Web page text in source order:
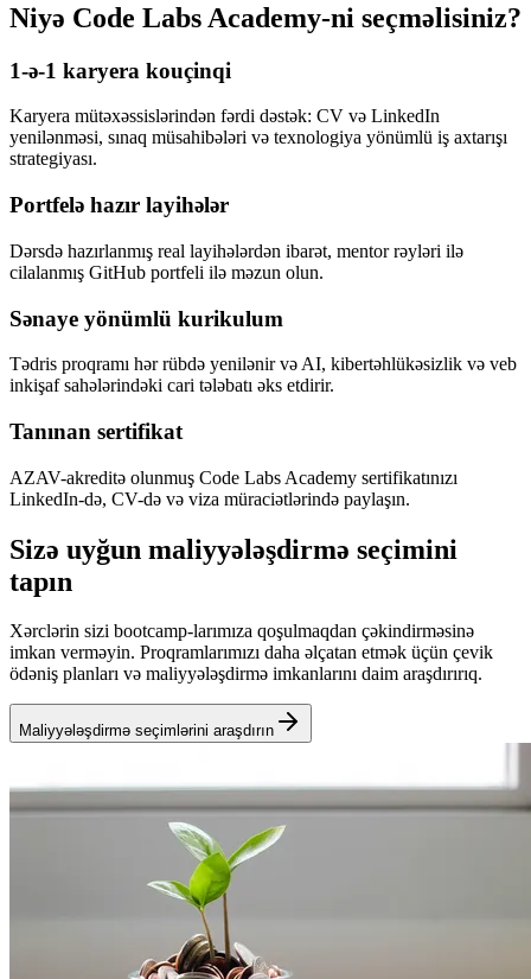
Niyə Code Labs Academy-ni seçməlisiniz?
1-ə-1 karyera kouçinqi
Karyera mütəxəssislərindən fərdi dəstək: CV və LinkedIn
yenilənməsi, sınaq müsahibələri və texnologiya yönümlü iş axtarışı
strategiyası.
Portfelə hazır layihələr
Dərsdə hazırlanmış real layihələrdən ibarət, mentor rəyləri ilə
cilalanmış GitHub portfeli ilə məzun olun.
Sənaye yönümlü kurikulum
Tədris proqramı hər rübdə yenilənir və AI, kibertəhlükəsizlik və veb
inkişaf sahələrindəki cari tələbatı əks etdirir.
Tanınan sertifikat
AZAV-akreditə olunmuş Code Labs Academy sertifikatınızı
LinkedIn-də, CV-də və viza müraciətlərində paylaşın.
Sizə uyğun maliyyələşdirmə seçimini
tapın
Xərclərin sizi bootcamp-larımıza qoşulmaqdan çəkindirməsinə
imkan verməyin. Proqramlarımızı daha əlçatan etmək üçün çevik
ödəniş planları və maliyyələşdirmə imkanlarını daim araşdırırıq.
Maliyyələşdirmə seçimlərini araşdırın